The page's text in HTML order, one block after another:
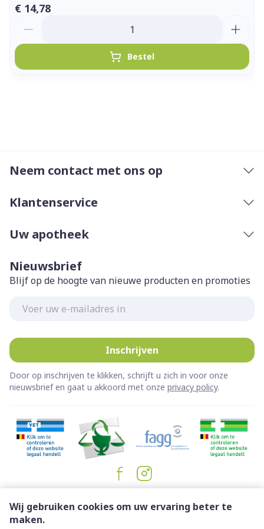
Wij gebruiken cookies om uw ervaring beter te
maken.
€ 14,78
Bestel
Neem contact met ons op
Klantenservice
Uw apotheek
Nieuwsbrief
Blijf op de hoogte van nieuwe producten en promoties
Inschrijven
Door op inschrijven te klikken, schrijft u zich in voor onze
nieuwsbrief en gaat u akkoord met onze privacy policy.
Juridische links